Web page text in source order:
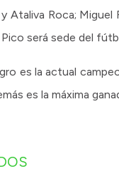
Roca; Miguel
será sede del
es la actual
es la máxima